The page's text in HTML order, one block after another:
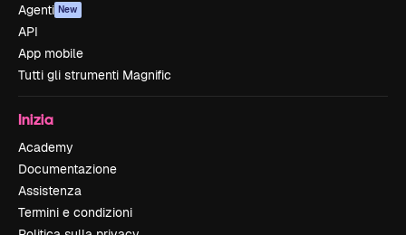
Agenti New
API
App mobile
Tutti gli strumenti Magnific
Inizia
Academy
Documentazione
Assistenza
Termini e condizioni